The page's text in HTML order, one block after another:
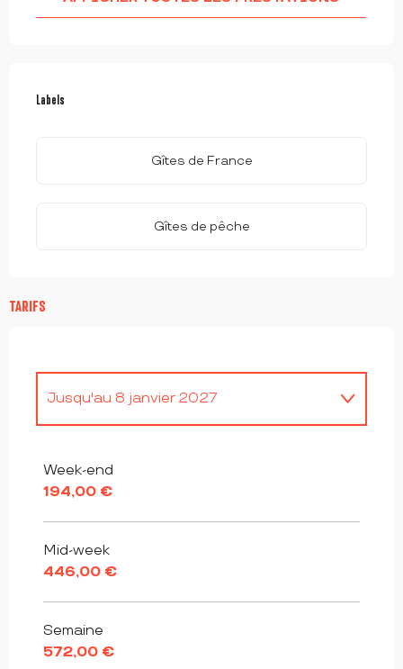
Labels
Labels
Gîtes de France
Gîtes de pêche
TARIFS
Jusqu'au 8 janvier 2027
Week-end
194,00 €
Mid-week
446,00 €
Semaine
572,00 €